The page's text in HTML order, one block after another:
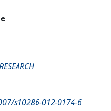
s10286-012-0174-6